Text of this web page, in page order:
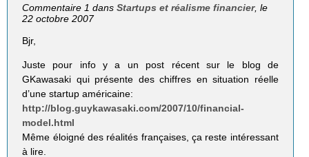
Commentaire 1 dansStartups et réalisme financier, le
22 octobre 2007
Bjr,
Juste pour info y a un post récent sur le blog de
GKawasaki qui présente des chiffres en situation réelle
d’une startup américaine:
http://blog.guykawasaki.com/2007/10/financial-
model.html
Même éloigné des réalités françaises, ça reste intéressant
à lire.